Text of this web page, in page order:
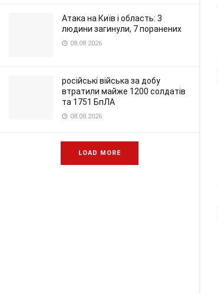
Атака на Київ і область: 3
людини загинули, 7 поранених
08.08.2026
російські війська за добу
втратили майже 1200 солдатів
та 1751 БпЛА
08.08.2026
LOAD MORE